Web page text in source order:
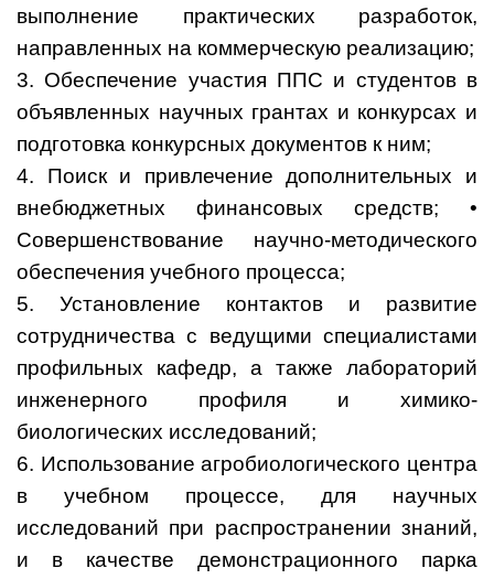
выполнение практических разработок,
направленных на коммерческую реализацию;
3. Обеспечение участия ППС и студентов в
объявленных научных грантах и конкурсах и
подготовка конкурсных документов к ним;
4. Поиск и привлечение дополнительных и
внебюджетных финансовых средств; •
Совершенствование научно-методического
обеспечения учебного процесса;
5. Установление контактов и развитие
сотрудничества с ведущими специалистами
профильных кафедр, а также лабораторий
инженерного профиля и химико-
биологических исследований;
6. Использование агробиологического центра
в учебном процессе, для научных
исследований при распространении знаний,
и в качестве демонстрационного парка